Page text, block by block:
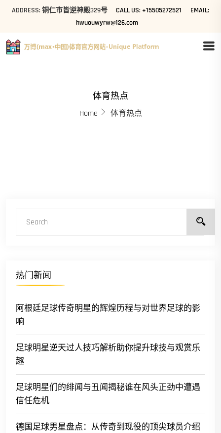
ADDRESS: 铜仁市皆逆神殿329号 CALL US: +15505272521
EMAIL:
hwuouwyrw@126.com
体育热点
Home 体育热点
热门新闻
阿根廷足球传奇明星的辉煌历程与对世界足球的影
响
足球明星逆天过人技巧解析助你提升球技与观赏乐
趣
足球明星们的绯闻与丑闻揭秘谁在风头正劲中遭遇
信任危机
德国足球男星盘点：从传奇到现役的顶尖球员介绍